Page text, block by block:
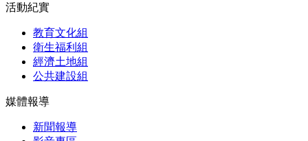
活動紀實
教育文化組
衛生福利組
經濟土地組
公共建設組
媒體報導
新聞報導